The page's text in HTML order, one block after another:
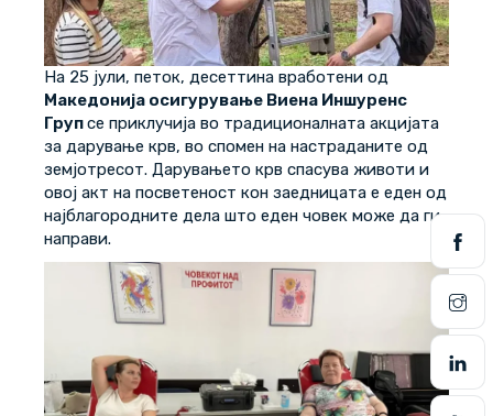
На 25 јули, петок, десеттина вработени од
Македонија осигурување Виена Иншуренс
Групсе приклучија во традиционалната акцијата
за дарување крв, во спомен на настраданите од
земјотресот. Дарувањето крв спасува животи и
овој акт на посветеност кон заедницата е еден од
најблагородните дела што еден човек може да ги
направи.